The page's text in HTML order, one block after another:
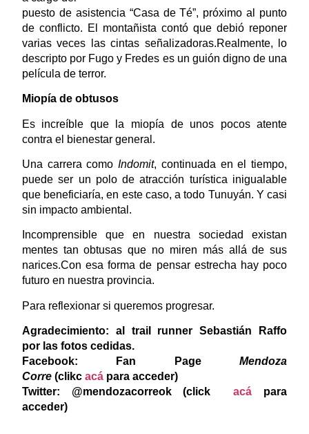
puesto de asistencia “Casa de Té”, próximo al punto
de conflicto. El montañista contó que debió reponer
varias veces las cintas señalizadoras.Realmente, lo
descripto por Fugo y Fredes es un guión digno de una
película de terror.
Miopía de obtusos
Es increíble que la miopía de unos pocos atente
contra el bienestar general.
Una carrera comoIndomit, continuada en el tiempo,
puede ser un polo de atracción turística inigualable
que beneficiaría, en este caso, a todo Tunuyán. Y casi
sin impacto ambiental.
Incomprensible que en nuestra sociedad existan
mentes tan obtusas que no miren más allá de sus
narices.Con esa forma de pensar estrecha hay poco
futuro en nuestra provincia.
Para reflexionar si queremos progresar.
Agradecimiento: al trail runner Sebastián Raffo
por las fotos cedidas.
Facebook: Fan PageMendoza
Corre(clikc acápara acceder)
Twitter: @mendozacorreok (click
acá para
acceder)